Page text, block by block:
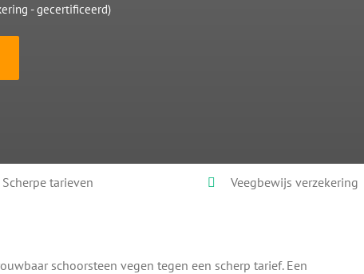
- gecertificeerd)
Scherpe tarieven Veegbewijs verzekering
schoorsteen vegen tegen een scherp tarief. Een